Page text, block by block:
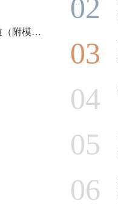
2025离婚协议书标准版发布！这8大变化一定要知道（附模板）